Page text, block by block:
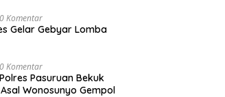
0 Komentar
Gelar Gebyar Lomba
0 Komentar
Pasuruan Bekuk
Wonosunyo Gempol